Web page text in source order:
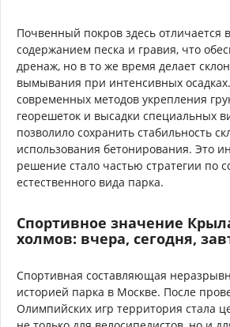
Почвенный покров здесь отличается
содержанием песка и гравия, что
дренаж, но в то же время делает
вымывания при интенсивных
современных методов укрепления
георешеток и высадки специальных
позволило сохранить стабильность
использования бетонирования. Это
решение стало частью стратегии по
естественного вида парка.
Спортивное значение
холмов: вчера, сегодня,
Спортивная составляющая
историей парка в Москве. После
Олимпийских игр территория стала